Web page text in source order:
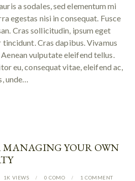
a sodales, sed elementum mi
egestas nisi in consequat. Fusce
Cras sollicitudin, ipsum eget
Cras dapibus. Vivamus
vulputate eleifend tellus.
eu, consequat vitae, eleifend ac,
unde…
MANAGING YOUR OWN
1K VIEWS 0 COMO 1 COMMENT